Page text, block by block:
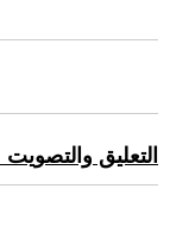
التعليق